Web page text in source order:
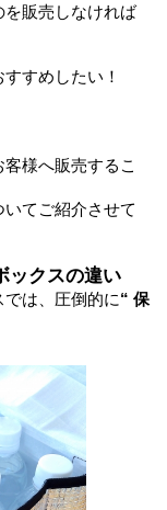
を販売しなければ
すめしたい！
様へ販売するこ
いてご紹介させて
ックスの違い
は、圧倒的に“ 保